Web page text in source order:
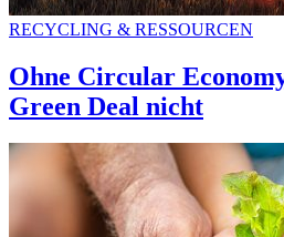
RECYCLING & RESSOURCEN
Ohne Circular
Green Deal nicht